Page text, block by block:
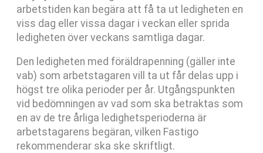
arbetstiden kan begära att få ta ut ledigheten en
viss dag eller vissa dagar i veckan eller sprida
ledigheten över veckans samtliga dagar.
Den ledigheten med föräldrapenning (gäller inte
vab) som arbetstagaren vill ta ut får delas upp i
högst tre olika perioder per år. Utgångspunkten
vid bedömningen av vad som ska betraktas som
en av de tre årliga ledighetsperioderna är
arbetstagarens begäran, vilken Fastigo
rekommenderar ska ske skriftligt.